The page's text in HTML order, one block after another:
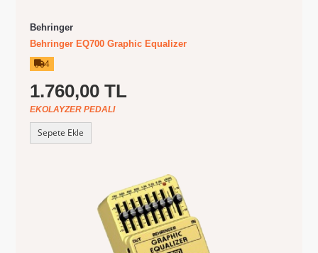
Behringer
Behringer EQ700 Graphic Equalizer
4
1.760,00 TL
EKOLAYZER PEDALI
Sepete Ekle